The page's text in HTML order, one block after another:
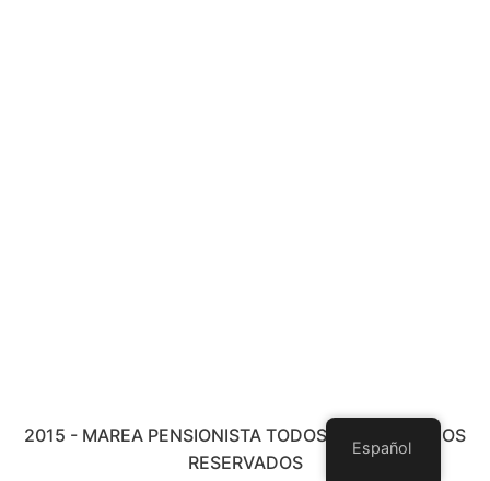
2015 - MAREA PENSIONISTA TODOS LOS DERECHOS
RESERVADOS
Español